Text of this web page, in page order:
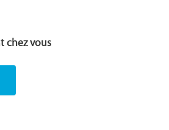
chez vous